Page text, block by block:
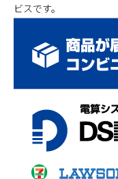
ビスです。